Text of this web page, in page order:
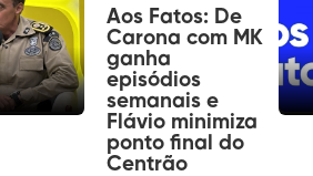
Aos Fatos: De
Carona com MK
ganha
episódios
semanais e
Flávio minimiza
ponto final do
Centrão